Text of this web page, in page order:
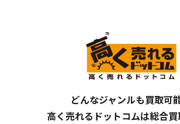
どんなジャンルも買取可
高く売れるドットコムは総合